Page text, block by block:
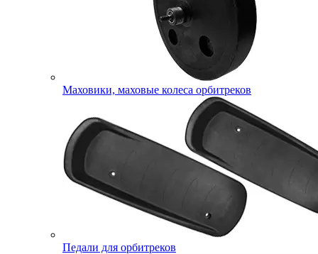
Маховики, маховые колеса орбитреков
Педали для орбитреков